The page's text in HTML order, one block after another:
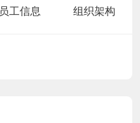
员工信息 组织架构